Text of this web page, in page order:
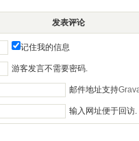
发表评论
记住我的信息
游客发言不需要密码.
邮件地址支持
输入网址便于回访.